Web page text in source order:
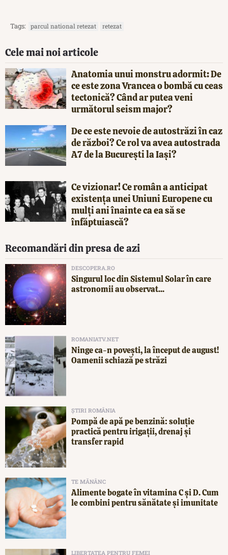
Tags: parcul national retezat retezat
Cele mai noi articole
Anatomia unui monstru adormit: De
ce este zona Vrancea o bombă cu ceas
tectonică? Când ar putea veni
următorul seism major?
De ce este nevoie de autostrăzi în caz
de război? Ce rol va avea autostrada
A7 de la București la Iași?
Ce vizionar! Ce român a anticipat
existența unei Uniuni Europene cu
mulți ani înainte ca ea să se
înfăptuiască?
Recomandări din presa de azi
DESCOPERA.RO
Singurul loc din Sistemul Solar în care
astronomii au observat...
ROMANIATV.NET
Ninge ca-n povești, la început de august!
Oamenii schiază pe străzi
ȘTIRI ROMÂNIA
Pompă de apă pe benzină: soluție
practică pentru irigații, drenaj și
transfer rapid
TE MĂNÂNC
Alimente bogate în vitamina C și D. Cum
le combini pentru sănătate și imunitate
LIBERTATEA PENTRU FEMEI